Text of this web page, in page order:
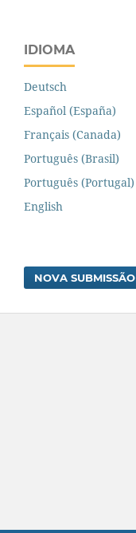
IDIOMA
Deutsch
Español (España)
Français (Canada)
Português (Brasil)
Português (Portugal)
English
NOVA SUBMISSÃO